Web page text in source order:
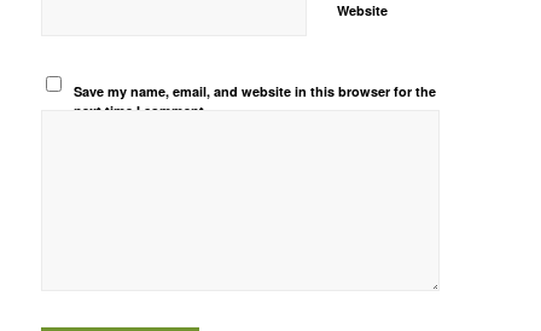
Website
Save my name, email, and website in this browser for the
next time I comment.